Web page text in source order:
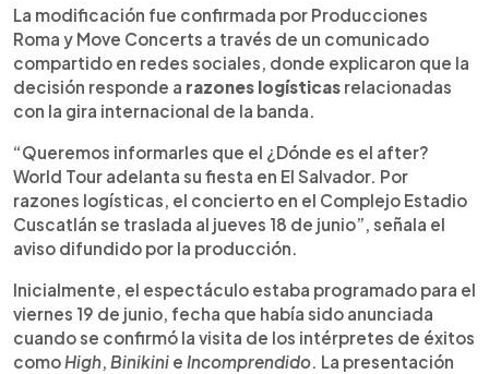
relacionadas con la gira. Los organizadores
aclararon que todos los boletos adquiridos
seguirán siendo válidos para la nueva fecha sin
necesidad de realizar trámites. Además, quienes
no puedan asistir podrán gestionar la devolución
de su dinero con Producciones Roma o las
boleteras autorizadas.
La modificación fue confirmada por Producciones
Roma y Move Concerts a través de un comunicado
compartido en redes sociales, donde explicaron que la
decisión responde a razones logísticas relacionadas
con la gira internacional de la banda.
“Queremos informarles que el ¿Dónde es el after?
World Tour adelanta su fiesta en El Salvador. Por
razones logísticas, el concierto en el Complejo Estadio
Cuscatlán se traslada al jueves 18 de junio”, señala el
aviso difundido por la producción.
Inicialmente, el espectáculo estaba programado para el
viernes 19 de junio, fecha que había sido anunciada
cuando se confirmó la visita de los intérpretes de éxitos
comoHigh, Binikini e Incomprendido. La presentación